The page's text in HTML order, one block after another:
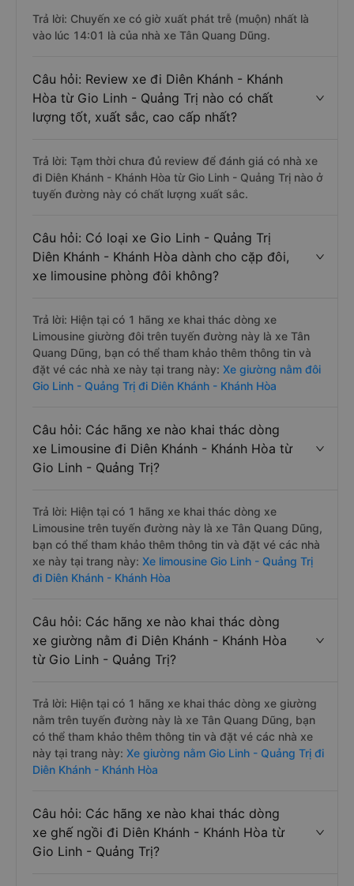
Trả lời: Chuyến xe có giờ xuất phát trễ (muộn) nhất là
vào lúc 14:01 là của nhà xe Tân Quang Dũng.
Câu hỏi: Review xe đi Diên Khánh - Khánh
Hòa từ Gio Linh - Quảng Trị nào có chất
lượng tốt, xuất sắc, cao cấp nhất?
Trả lời: Tạm thời chưa đủ review để đánh giá có nhà xe
đi Diên Khánh - Khánh Hòa từ Gio Linh - Quảng Trị nào ở
tuyến đường này có chất lượng xuất sắc.
Câu hỏi: Có loại xe Gio Linh - Quảng Trị
Diên Khánh - Khánh Hòa dành cho cặp đôi,
xe limousine phòng đôi không?
Trả lời: Hiện tại có 1 hãng xe khai thác dòng xe
Limousine giường đôi trên tuyến đường này là xe Tân
Quang Dũng, bạn có thể tham khảo thêm thông tin và
đặt vé các nhà xe này tại trang này: Xe giường nằm đôi
Gio Linh - Quảng Trị đi Diên Khánh - Khánh Hòa
Câu hỏi: Các hãng xe nào khai thác dòng
xe Limousine đi Diên Khánh - Khánh Hòa từ
Gio Linh - Quảng Trị?
Trả lời: Hiện tại có 1 hãng xe khai thác dòng xe
Limousine trên tuyến đường này là xe Tân Quang Dũng,
bạn có thể tham khảo thêm thông tin và đặt vé các nhà
xe này tại trang này: Xe limousine Gio Linh - Quảng Trị
đi Diên Khánh - Khánh Hòa
Câu hỏi: Các hãng xe nào khai thác dòng
xe giường nằm đi Diên Khánh - Khánh Hòa
từ Gio Linh - Quảng Trị?
Trả lời: Hiện tại có 1 hãng xe khai thác dòng xe giường
nằm trên tuyến đường này là xe Tân Quang Dũng, bạn
có thể tham khảo thêm thông tin và đặt vé các nhà xe
này tại trang này: Xe giường nằm Gio Linh - Quảng Trị đi
Diên Khánh - Khánh Hòa
Câu hỏi: Các hãng xe nào khai thác dòng
xe ghế ngồi đi Diên Khánh - Khánh Hòa từ
Gio Linh - Quảng Trị?